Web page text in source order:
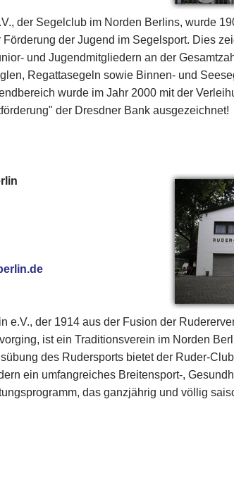
der Segelclub im Norden Berlins, wurde
der Jugend im Segelsport. Dies
und Jugendmitgliedern an der
Regattasegeln sowie Binnen- und
wurde im Jahr 2000 mit der
der Dresdner Bank ausgezeichnet!
e.V., der 1914 aus der Fusion der
ist ein Traditionsverein im Norden
des Rudersports bietet der Ruder-
ein umfangreiches Breitensport-,
das ganzjährig und völlig